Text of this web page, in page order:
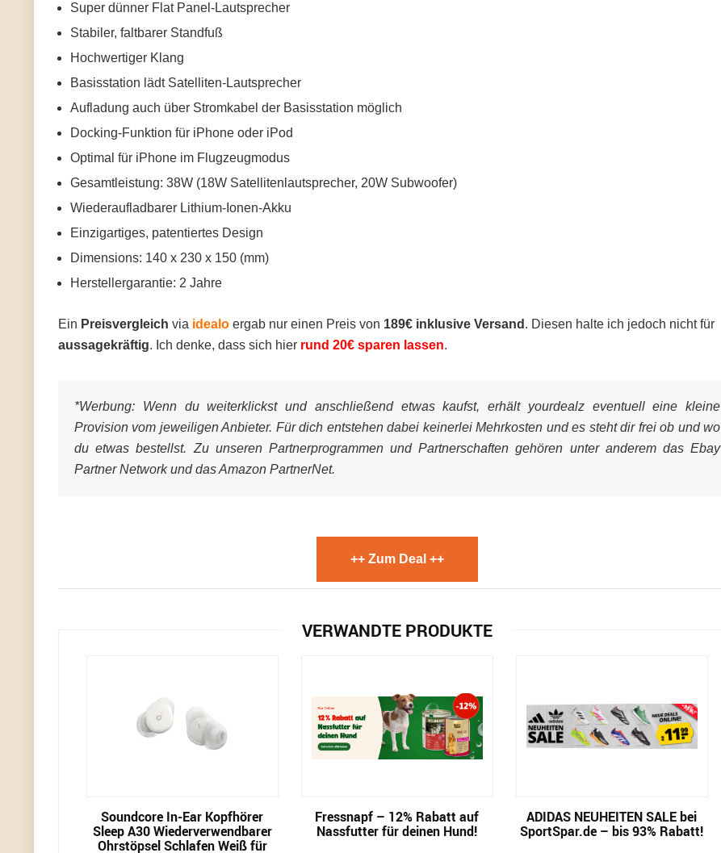
Super dünner Flat Panel-Lautsprecher
Stabiler, faltbarer Standfuß
Hochwertiger Klang
Basisstation lädt Satelliten-Lautsprecher
Aufladung auch über Stromkabel der Basisstation möglich
Docking-Funktion für iPhone oder iPod
Optimal für iPhone im Flugzeugmodus
Gesamtleistung: 38W (18W Satellitenlautsprecher, 20W Subwoofer)
Wiederaufladbarer Lithium-Ionen-Akku
Einzigartiges, patentiertes Design
Dimensions: 140 x 230 x 150 (mm)
Herstellergarantie: 2 Jahre
Ein Preisvergleich via idealo ergab nur einen Preis von 189€ inklusive Versand . Diesen halte ich jedoch nicht für
aussagekräftig. Ich denke, dass sich hier rund 20€ sparen lassen.
*Werbung: Wenn du weiterklickst und anschließend etwas kaufst, erhält yourdealz eventuell eine kleine
Provision vom jeweiligen Anbieter. Für dich entstehen dabei keinerlei Mehrkosten und es steht dir frei ob und wo
du etwas bestellst. Zu unseren Partnerprogrammen und Partnerschaften gehören unter anderem das Ebay
Partner Network und das Amazon PartnerNet.
++ Zum Deal ++
VERWANDTE PRODUKTE
Soundcore In-Ear Kopfhörer
Sleep A30 Wiederverwendbarer
Ohrstöpsel Schlafen Weiß für
Fressnapf – 12% Rabatt auf
Nassfutter für deinen Hund!
ADIDAS NEUHEITEN SALE bei
SportSpar.de – bis 93% Rabatt!